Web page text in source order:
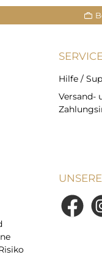
Hilfe /
Versand-
Facebook